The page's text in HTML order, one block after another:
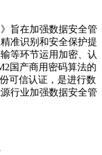
旨在加强数据安全管
准识别和安全保护提
等环节运用加密、认
国产商用密码算法的
可信认证，是进行数
行业加强数据安全管